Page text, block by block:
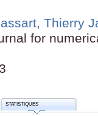
Thierry
for
STATISTIQUES